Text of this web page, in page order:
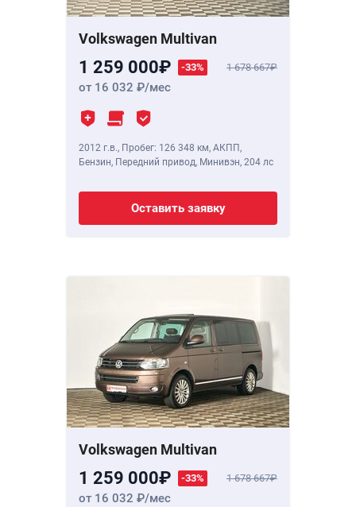
Volkswagen Multivan
1 259 000 -33% 1 678 667
от 16 032 /мес
2012 г.в., Пробег: 126 348 км, АКПП,
Бензин, Передний привод, Минивэн, 204 лс
Оставить заявку
Volkswagen Multivan
1 259 000 -33% 1 678 667
от 16 032 /мес